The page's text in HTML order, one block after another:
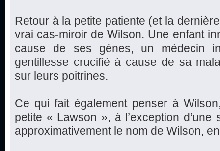
Retour à la petite patiente (et la
vrai cas-miroir de Wilson. Une enfant
cause de ses gènes, un médecin
gentillesse crucifié à cause de sa
sur leurs poitrines.
Ce qui fait également penser à
petite « Lawson », à l’exception
approximativement le nom de Wilson,